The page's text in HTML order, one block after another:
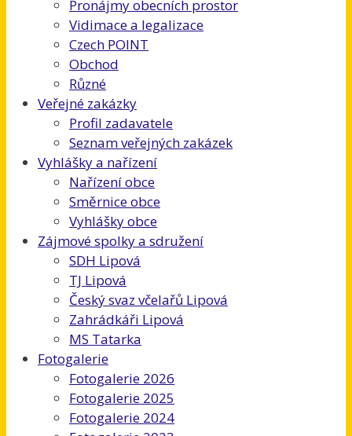
Pronájmy obecních prostor
Vidimace a legalizace
Czech POINT
Obchod
Různé
Veřejné zakázky
Profil zadavatele
Seznam veřejných zakázek
Vyhlášky a nařízení
Nařízení obce
Směrnice obce
Vyhlášky obce
Zájmové spolky a sdružení
SDH Lipová
TJ Lipová
Český svaz včelařů Lipová
Zahrádkáři Lipová
MS Tatarka
Fotogalerie
Fotogalerie 2026
Fotogalerie 2025
Fotogalerie 2024